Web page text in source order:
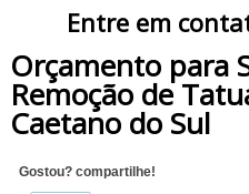
Entre em
Orçamento para
Remoção de
Caetano do Sul
Gostou? compartilhe!